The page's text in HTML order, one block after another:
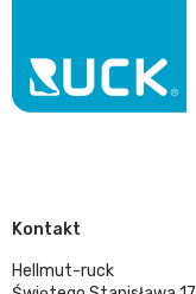
Kontakt
Hellmut-ruck